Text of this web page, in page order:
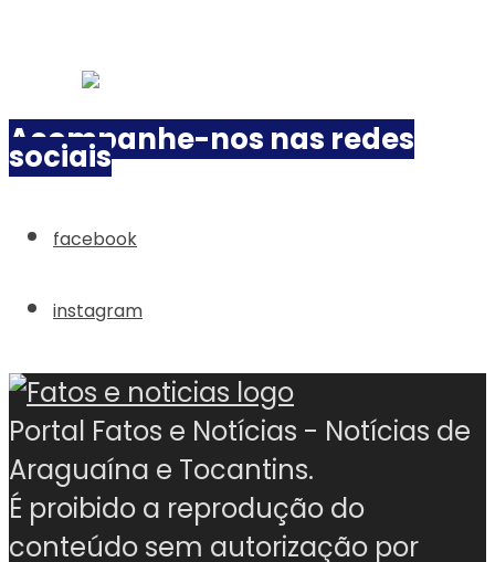
Acompanhe-nos nas redes
sociais
facebook
instagram
Portal Fatos e Notícias - Notícias de
Araguaína e Tocantins.
É proibido a reprodução do
conteúdo sem autorização por